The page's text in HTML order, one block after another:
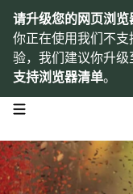
请升级您的网页浏览
你正在使用我们不
验，我们建议你升
支持浏览器清单。
open navigation menu